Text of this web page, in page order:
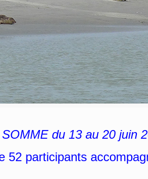
du 13 au 20 juin
participants